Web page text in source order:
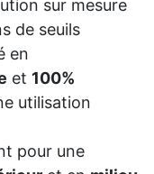
sur mesure
de seuils
en
et 100%
utilisation
pour une